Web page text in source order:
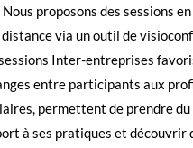
proposons des sessions
distance via un outil de
Inter-entreprises
entre participants aux
permettent de prendre
à ses pratiques et découvrir